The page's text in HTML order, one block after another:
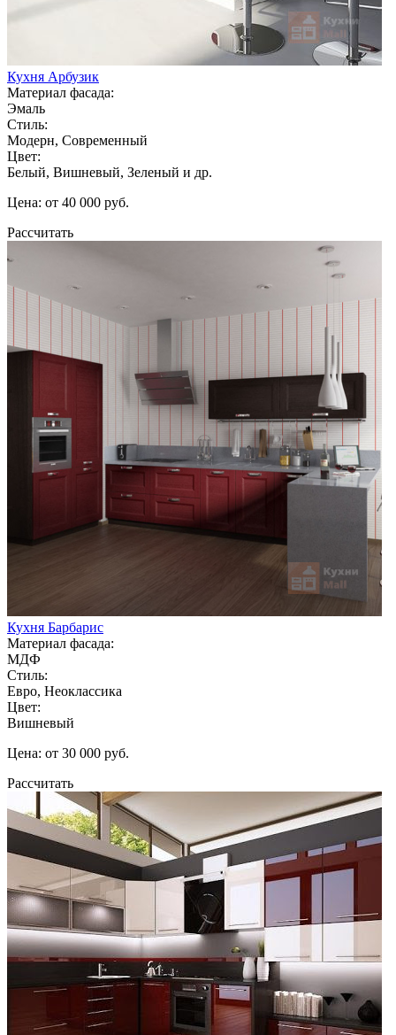
Кухня Арбузик
Материал фасада:
Эмаль
Стиль:
Модерн, Современный
Цвет:
Белый, Вишневый, Зеленый и др.
Цена: от 40 000 руб.
Рассчитать
Кухня Барбарис
Материал фасада:
МДФ
Стиль:
Евро, Неоклассика
Цвет:
Вишневый
Цена: от 30 000 руб.
Рассчитать